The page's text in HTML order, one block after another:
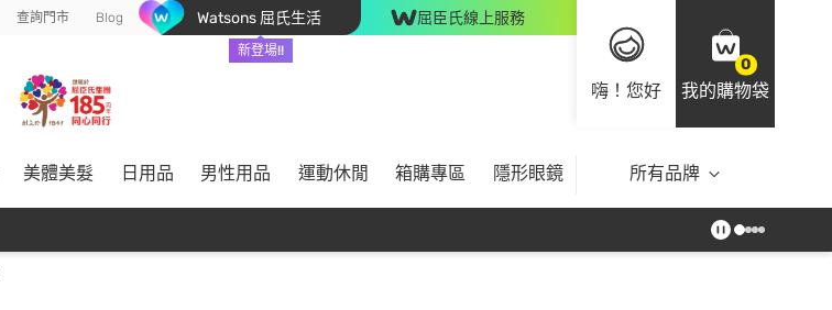
查詢門市 Blog Watsons 屈氏生活
新登場!!
屈臣氏線上服務
嗨！您好
0
我的購物袋
美體美髮 日用品 男性用品 運動休閒 箱購專區 隱形眼鏡 所有品牌